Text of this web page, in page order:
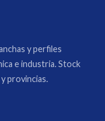
y perfiles
e industria. Stock
provincias.